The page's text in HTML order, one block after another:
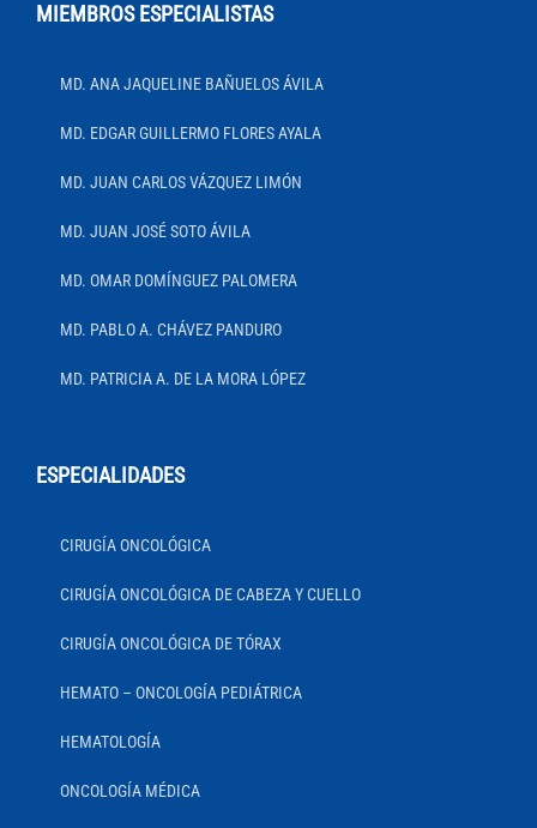
MIEMBROS ESPECIALISTAS
MD. ANA JAQUELINE BAÑUELOS ÁVILA
MD. EDGAR GUILLERMO FLORES AYALA
MD. JUAN CARLOS VÁZQUEZ LIMÓN
MD. JUAN JOSÉ SOTO ÁVILA
MD. OMAR DOMÍNGUEZ PALOMERA
MD. PABLO A. CHÁVEZ PANDURO
MD. PATRICIA A. DE LA MORA LÓPEZ
ESPECIALIDADES
CIRUGÍA ONCOLÓGICA
CIRUGÍA ONCOLÓGICA DE CABEZA Y CUELLO
CIRUGÍA ONCOLÓGICA DE TÓRAX
HEMATO – ONCOLOGÍA PEDIÁTRICA
HEMATOLOGÍA
ONCOLOGÍA MÉDICA